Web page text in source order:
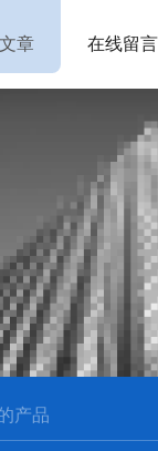
章 在线留言